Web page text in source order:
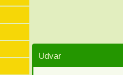
Udvar